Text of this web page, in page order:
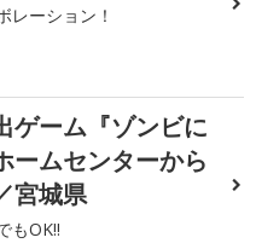
レーション！
ゲーム『ゾンビに
ームセンターから
宮城県
もOK!!